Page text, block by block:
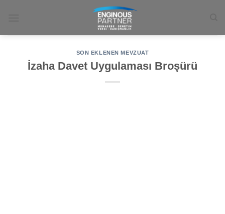
SON EKLENEN MEVZUAT
İzaha Davet Uygulaması Broşürü